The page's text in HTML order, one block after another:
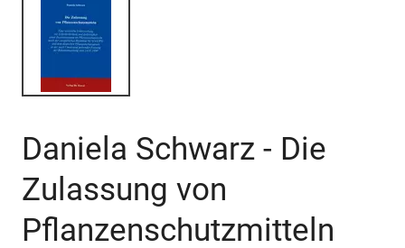
Daniela Schwarz - Die
Zulassung von
Pflanzenschutzmitteln